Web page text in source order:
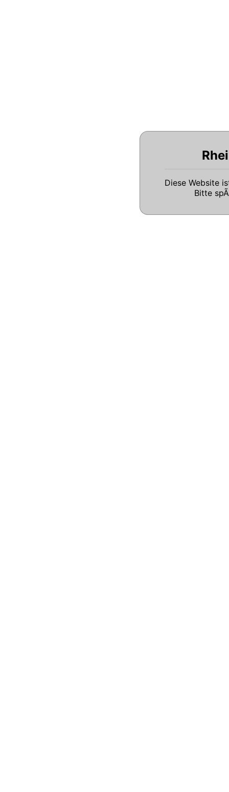
Diese Website
Bitte